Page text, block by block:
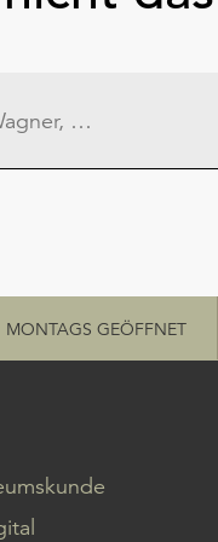
MONTAGS GEÖFFNET